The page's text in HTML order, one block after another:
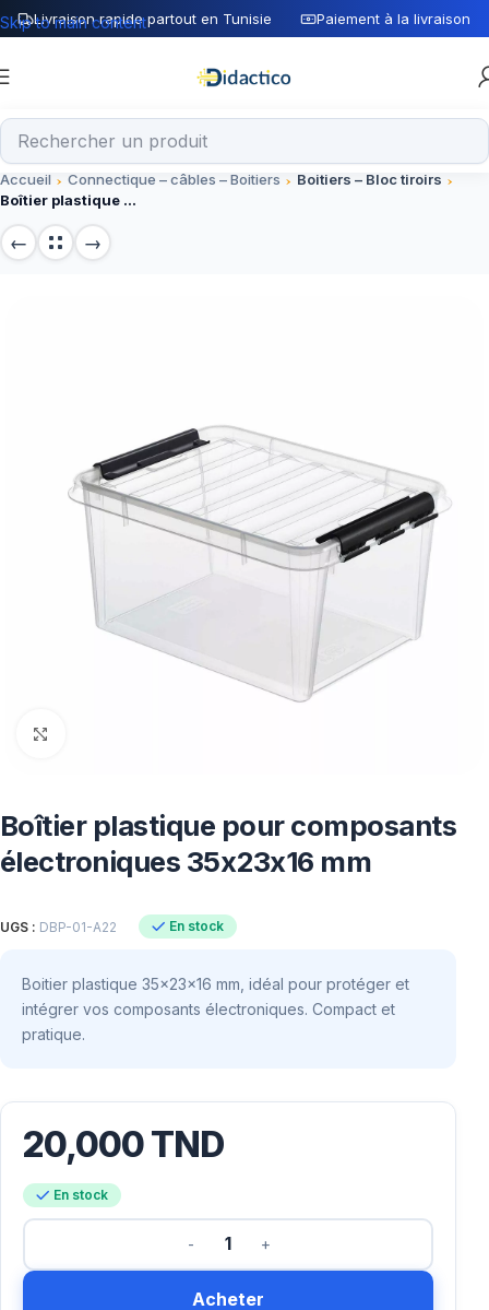
Livraison rapide partout en Tunisie Paiement à la livraison
Skip to main content
Accueil Connectique – câbles – Boitiers
Boitiers – Bloc tiroirs
Boîtier plastique pour composants électroniques 35x23x16 mm
Boîtier plastique pour composants
électroniques 35x23x16 mm
UGS : DBP-01-A22 En stock
Boitier plastique 35x23x16 mm, idéal pour protéger et
intégrer vos composants électroniques. Compact et
pratique.
20,000TND
En stock
Acheter